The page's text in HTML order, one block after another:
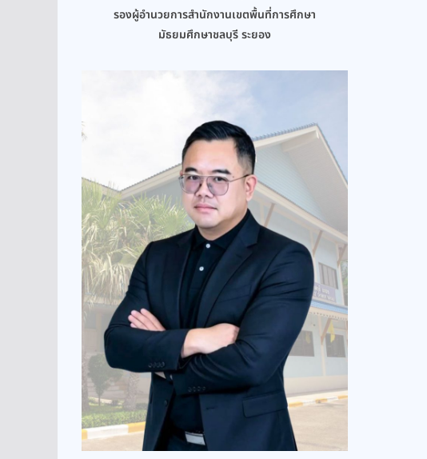
รองผู้อำนวยการสำนักงานเขตพื้นที่การศึกษา
มัธยมศึกษาชลบุรี ระยอง